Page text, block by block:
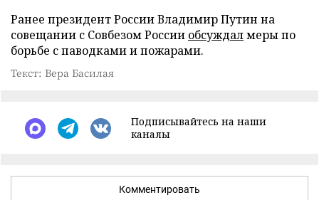
Ранее президент России Владимир Путин на
совещании с Совбезом России обсуждалмеры по
борьбе с паводками и пожарами.
Текст: Вера Басилая
Подписывайтесь на наши
каналы
Комментировать